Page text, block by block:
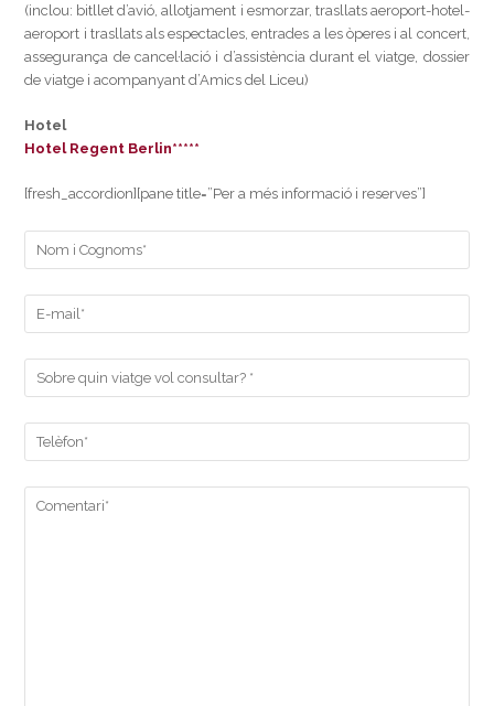
(inclou: bitllet d’avió, allotjament i esmorzar, trasllats aeroport-hotel-
aeroport i trasllats als espectacles, entrades a les òperes i al concert,
assegurança de cancel·lació i d’assistència durant el viatge, dossier
de viatge i acompanyant d’Amics del Liceu)
Hotel
Hotel Regent Berlin*****
[fresh_accordion][pane title=”Per a més informació i reserves”]